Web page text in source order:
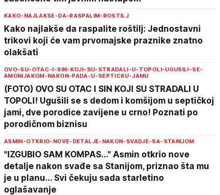
KAKO-NAJLAKSE-DA-RASPALIM-ROSTILJ
Kako najlakše da raspalite roštilj: Jednostavni
trikovi koji će vam prvomajske praznike znatno
olakšati
OVO-SU-OTAC-I-SIN-KOJI-SU-STRADALI-U-TOPOLI-UGUSILI-SE-
AMONIJAKOM-NAKON-PADA-U-SEPTICKU-JAMU
(FOTO) OVO SU OTAC I SIN KOJI SU STRADALI U
TOPOLI! Ugušili se s dedom i komšijom u septičkoj
jami, dve porodice zavijene u crno! Poznati po
porodičnom biznisu
ASMIN-OTKRIO-NOVE-DETALJE-NAKON-SVADJE-SA-STANIJOM
"IZGUBIO SAM KOMPAS..." Asmin otkrio nove
detalje nakon svađe sa Stanijom, priznao šta mu
je u planu... Svi čekuju sada starletino
oglašavanje